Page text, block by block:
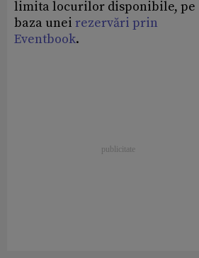
limita locurilor disponibile, pe
baza unei rezervări prin
Eventbook.